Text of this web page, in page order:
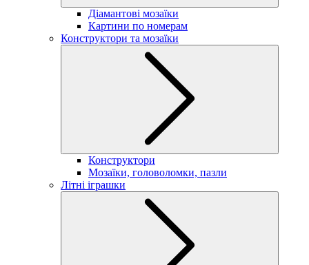
Діамантові мозаїки
Картини по номерам
Конструктори та мозаїки
Конструктори
Мозаїки, головоломки, пазли
Літні іграшки